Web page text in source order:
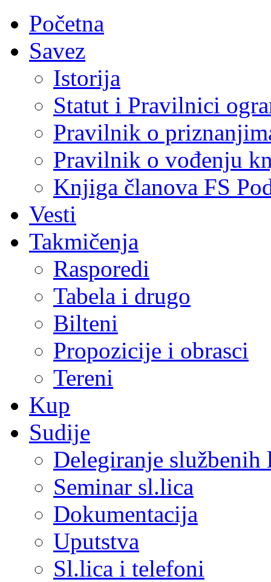
Početna
Savez
Istorija
Statut i Pravilnici
Pravilnik o
Pravilnik o vođenju
Knjiga članova FS
Vesti
Takmičenja
Rasporedi
Tabela i drugo
Bilteni
Propozicije i obrasci
Tereni
Kup
Sudije
Delegiranje službenih
Seminar sl.lica
Dokumentacija
Uputstva
Sl.lica i telefoni